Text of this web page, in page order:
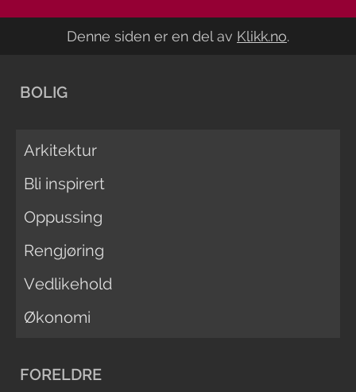
Denne siden er en del av Klikk.no.
BOLIG
Arkitektur
Bli inspirert
Oppussing
Rengjøring
Vedlikehold
Økonomi
FORELDRE